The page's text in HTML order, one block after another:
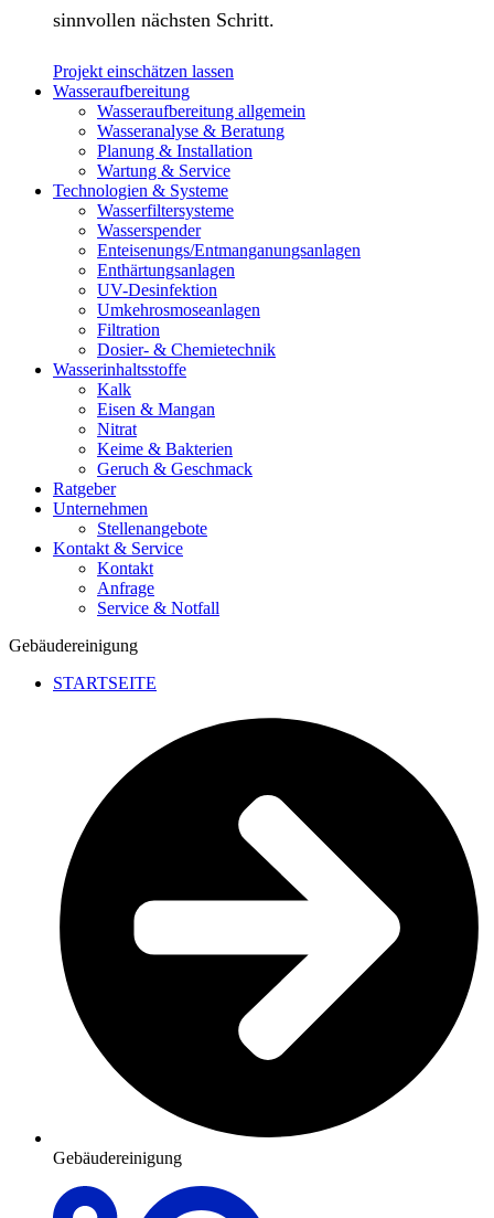
sinnvollen nächsten Schritt.
Projekt einschätzen lassen
Wasseraufbereitung
Wasseraufbereitung allgemein
Wasseranalyse & Beratung
Planung & Installation
Wartung & Service
Technologien & Systeme
Wasserfiltersysteme
Wasserspender
Enteisenungs/Entmanganungsanlagen
Enthärtungsanlagen
UV-Desinfektion
Umkehrosmoseanlagen
Filtration
Dosier- & Chemietechnik
Wasserinhaltsstoffe
Kalk
Eisen & Mangan
Nitrat
Keime & Bakterien
Geruch & Geschmack
Ratgeber
Unternehmen
Stellenangebote
Kontakt & Service
Kontakt
Anfrage
Service & Notfall
Gebäudereinigung
STARTSEITE
Gebäudereinigung